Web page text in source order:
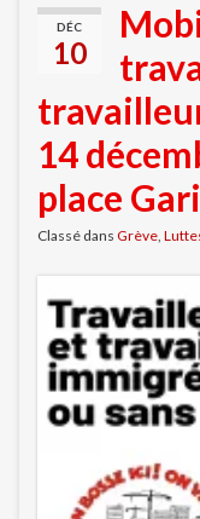
DÉC
10
14
place
Classé dans Grève,